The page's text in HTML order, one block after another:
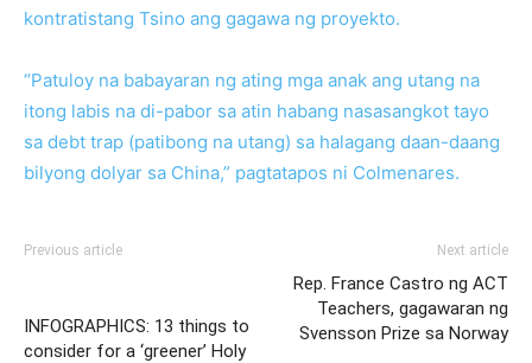
kontratistang Tsino ang gagawa ng proyekto.
“Patuloy na babayaran ng ating mga anak ang utang na
itong labis na di-pabor sa atin habang nasasangkot tayo
sa debt trap (patibong na utang) sa halagang daan-daang
bilyong dolyar sa China,” pagtatapos ni Colmenares.
Previous article
INFOGRAPHICS: 13 things to
consider for a ‘greener’ Holy
Next article
Rep. France Castro ng ACT
Teachers, gagawaran ng
Svensson Prize sa Norway